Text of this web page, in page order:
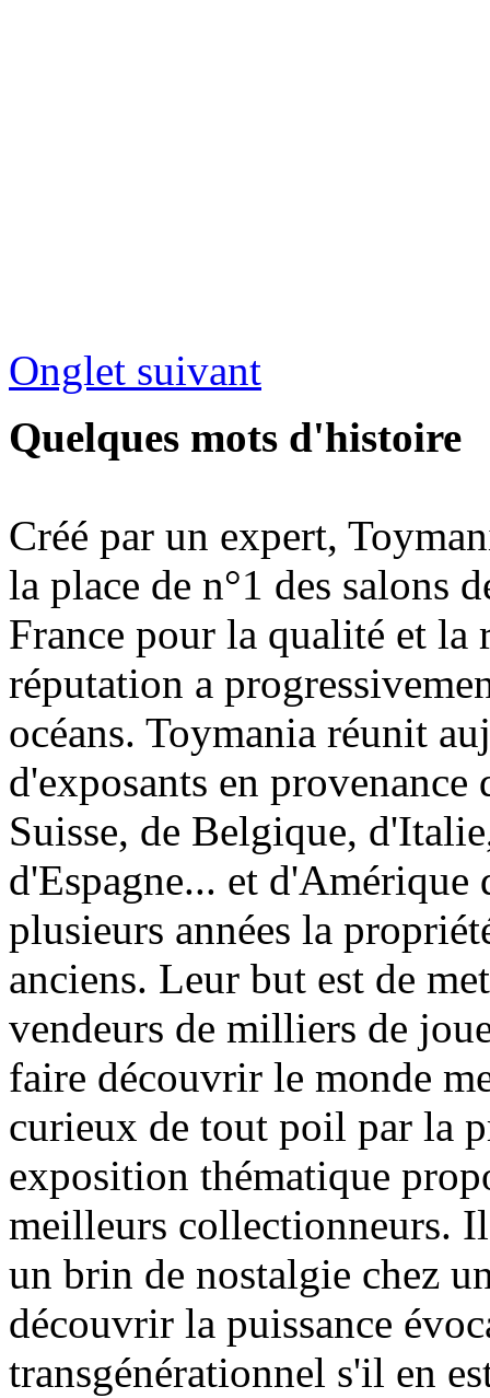
Onglet suivant
Quelques mots d'histoire
Créé par un expert,
la place de n°1 des salons
France pour la qualité et la
réputation a
océans. Toymania réunit
d'exposants en
Suisse, de Belgique,
d'Espagne... et
plusieurs années la
anciens. Leur but est de
vendeurs de milliers de
faire découvrir le monde
curieux de tout poil par la
exposition thématique
meilleurs collectionneurs.
un brin de nostalgie chez
découvrir la puissance
transgénérationnel s'il en